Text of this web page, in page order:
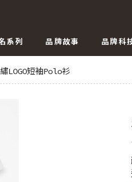
系列 品牌故事 品牌科
LOGO短袖Polo衫